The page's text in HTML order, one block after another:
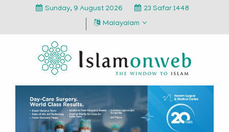
Sunday, 9 August 2026
23 Safar 1448
Malayalam